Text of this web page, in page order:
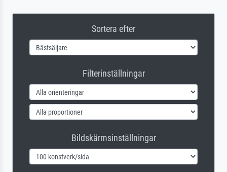
Sortera efter
Filterinställningar
Bildskärmsinställningar